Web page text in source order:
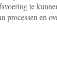
te
processen en